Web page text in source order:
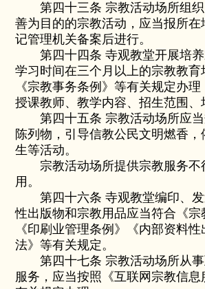
第四十三条 宗教活动场所组织
善为目的的宗教活动，应当报所在
记管理机关备案后进行。
第四十四条 寺观教堂开展培养
学习时间在三个月以上的宗教教育
《宗教事务条例》等有关规定办
授课教师、教学内容、招生范围、
第四十五条 宗教活动场所应当
陈列物，引导信教公民文明燃香
生等活动。
宗教活动场所提供宗教服务不
用。
第四十六条 寺观教堂编印、发
性出版物和宗教用品应当符合《宗
《印刷业管理条例》《内部资料
法》等有关规定。
第四十七条 宗教活动场所从事
服务，应当按照《互联网宗教信息